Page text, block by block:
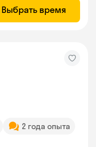
Выбрать время
2 года опыта